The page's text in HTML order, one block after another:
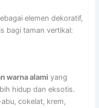
elemen dekoratif,
bagi taman vertikal:
warna alami yang
hidup dan eksotis.
cokelat, krem,